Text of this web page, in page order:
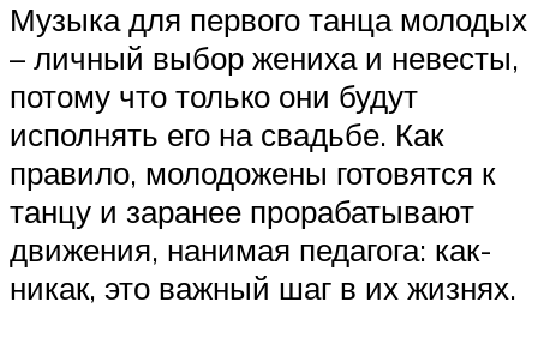
Музыка для первого танца молодых
– личный выбор жениха и невесты,
потому что только они будут
исполнять его на свадьбе. Как
правило, молодожены готовятся к
танцу и заранее прорабатывают
движения, нанимая педагога: как-
никак, это важный шаг в их жизнях.